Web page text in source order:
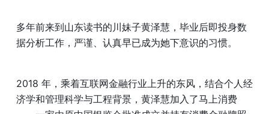
多年前来到山东读书的川妹子黄泽慧，毕业后即投身数
据分析工作，严谨、认真早已成为她下意识的习惯。
2018 年，乘着互联网金融行业上升的东风，结合个人经
济学和管理科学与工程背景，黄泽慧加入了马上消费